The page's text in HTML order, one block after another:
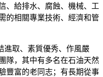
、給排水、腐蝕、機械、工
的相關專業技術、經濟和管
取、素質優秀、作風嚴
隊，其中有多名在石油天然
豐富的老同志；有長期從事